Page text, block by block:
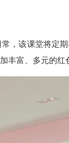
，该课堂将定期
丰富、多元的红